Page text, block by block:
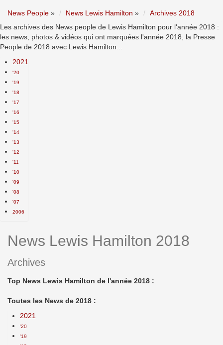
News People » News Lewis Hamilton »
Archives 2018
Les archives des News people de Lewis Hamilton pour l'année 2018 :
les news, photos & vidéos qui ont marquées l'année 2018, la Presse
People de 2018 avec Lewis Hamilton...
2021
'20
'19
'18
'17
'16
'15
'14
'13
'12
'11
'10
'09
'08
'07
2006
News Lewis Hamilton 2018
Archives
Top News Lewis Hamilton de l'année 2018 :
Toutes les News de 2018 :
2021
'20
'19